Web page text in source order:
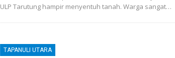
ULP Tarutung hampir menyentuh tanah. Warga sangat…
TAPANULI UTARA